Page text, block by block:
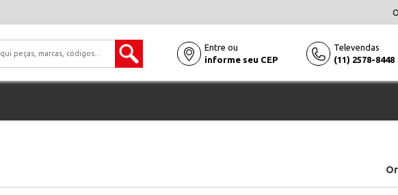
Entre ou
informe seu CEP
Televendas
(11) 2578-8448